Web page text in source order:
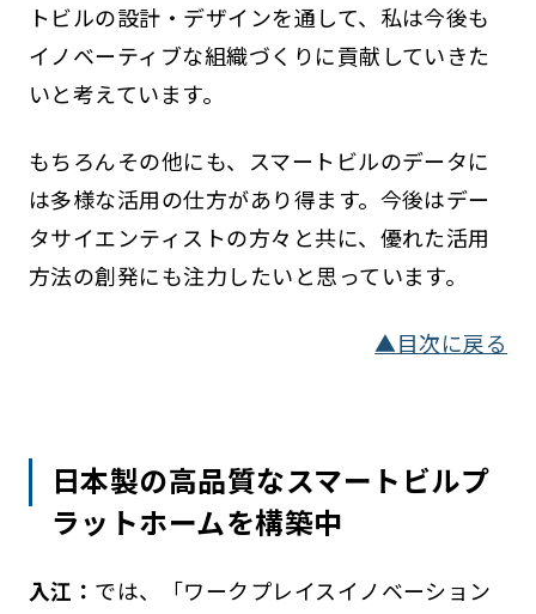
トビルの設計・デザインを通して、私は今後も
イノベーティブな組織づくりに貢献していきた
いと考えています。
もちろんその他にも、スマートビルのデータに
は多様な活用の仕方があり得ます。今後はデー
タサイエンティストの方々と共に、優れた活用
方法の創発にも注力したいと思っています。
▲目次に戻る
日本製の高品質なスマートビルプ
ラットホームを構築中
入江： では、「ワークプレイスイノベーション